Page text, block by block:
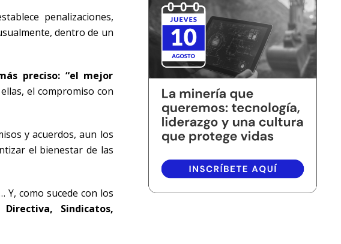
penalizaciones,
dentro de un
preciso: “el mejor
el compromiso con
y acuerdos, aun los
el bienestar de las
como sucede con los
Sindicatos,